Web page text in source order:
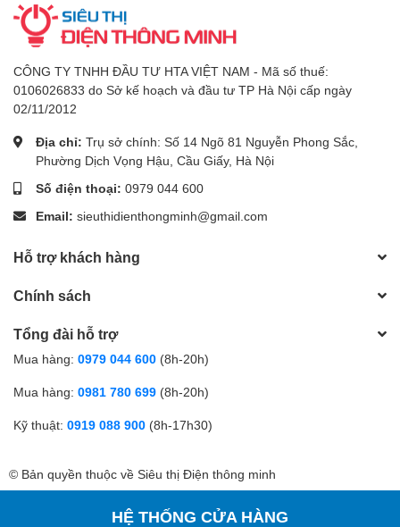
CÔNG TY TNHH ĐẦU TƯ HTA VIỆT NAM - Mã số thuế:
0106026833 do Sở kế hoạch và đầu tư TP Hà Nội cấp ngày
02/11/2012
Địa chỉ: Trụ sở chính: Số 14 Ngõ 81 Nguyễn Phong Sắc,
Phường Dịch Vọng Hậu, Cầu Giấy, Hà Nội
Số điện thoại: 0979 044 600
Email: sieuthidienthongminh@gmail.com
Hỗ trợ khách hàng
Chính sách
Tổng đài hỗ trợ
Mua hàng: 0979 044 600 (8h-20h)
Mua hàng: 0981 780 699 (8h-20h)
Kỹ thuật: 0919 088 900 (8h-17h30)
© Bản quyền thuộc về Siêu thị Điện thông minh
HỆ THỐNG CỬA HÀNG